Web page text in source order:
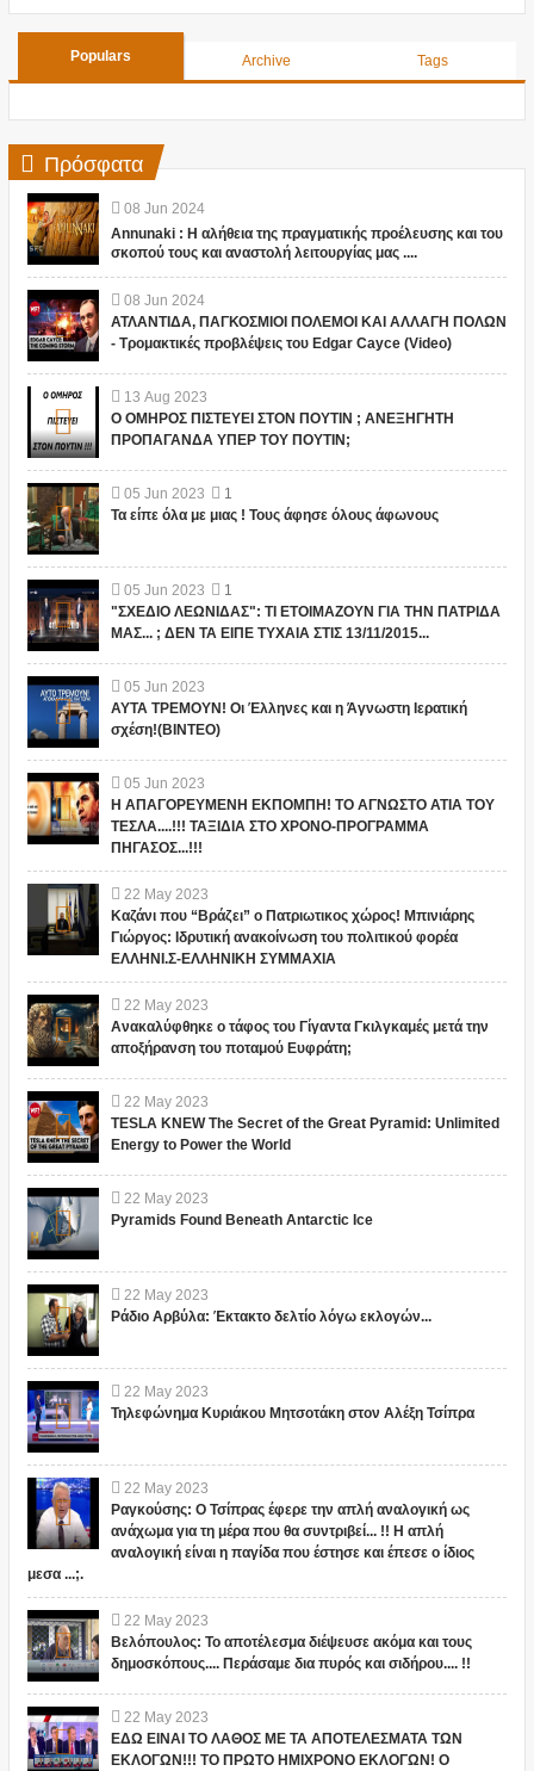
Populars Archive Tags
Πρόσφατα
08 Jun 2024
Annunaki : Η αλήθεια της πραγματικής προέλευσης και του
σκοπού τους και αναστολή λειτουργίας μας ....
08 Jun 2024
ΑΤΛΑΝΤΙΔΑ, ΠΑΓΚΟΣΜΙΟΙ ΠΟΛΕΜΟΙ ΚΑΙ ΑΛΛΑΓΗ ΠΟΛΩΝ
- Τρομακτικές προβλέψεις του Edgar Cayce (Video)
13 Aug 2023
Ο ΟΜΗΡΟΣ ΠΙΣΤΕΥΕΙ ΣΤΟΝ ΠΟΥΤΙΝ ; ΑΝΕΞΗΓΗΤΗ
ΠΡΟΠΑΓΑΝΔΑ ΥΠΕΡ ΤΟΥ ΠΟΥΤΙΝ;
05 Jun 2023
1
Τα είπε όλα με μιας ! Τους άφησε όλους άφωνους
05 Jun 2023
1
"ΣΧΕΔΙΟ ΛΕΩΝΙΔΑΣ": ΤΙ ΕΤΟΙΜΑΖΟΥΝ ΓΙΑ ΤΗΝ ΠΑΤΡΙΔΑ
ΜΑΣ... ; ΔΕΝ ΤΑ ΕΙΠΕ ΤΥΧΑΙΑ ΣΤΙΣ 13/11/2015...
05 Jun 2023
ΑΥΤΑ ΤΡΕΜΟΥΝ! Οι Έλληνες και η Άγνωστη Ιερατική
σχέση!(ΒΙΝΤΕΟ)
05 Jun 2023
Η ΑΠΑΓΟΡΕΥΜΕΝΗ ΕΚΠΟΜΠΗ! ΤΟ ΑΓΝΩΣΤΟ ΑΤΙΑ ΤΟΥ
ΤΕΣΛΑ....!!! ΤΑΞΙΔΙΑ ΣΤΟ ΧΡΟΝΟ-ΠΡΟΓΡΑΜΜΑ
ΠΗΓΑΣΟΣ...!!!
22 May 2023
Καζάνι που “Βράζει” ο Πατριωτικος χώρος! Μπινιάρης
Γιώργος: Ιδρυτική ανακοίνωση του πολιτικού φορέα
ΕΛΛΗΝΙ.Σ-ΕΛΛΗΝΙΚΗ ΣΥΜΜΑΧΙΑ
22 May 2023
Ανακαλύφθηκε ο τάφος του Γίγαντα Γκιλγκαμές μετά την
αποξήρανση του ποταμού Ευφράτη;
22 May 2023
TESLA KNEW The Secret of the Great Pyramid: Unlimited
Energy to Power the World
22 May 2023
Pyramids Found Beneath Antarctic Ice
22 May 2023
Ράδιο Αρβύλα: Έκτακτο δελτίο λόγω εκλογών...
22 May 2023
Τηλεφώνημα Κυριάκου Μητσοτάκη στον Αλέξη Τσίπρα
22 May 2023
Ραγκούσης: Ο Τσίπρας έφερε την απλή αναλογική ως
ανάχωμα για τη μέρα που θα συντριβεί... !! Η απλή
αναλογική είναι η παγίδα που έστησε και έπεσε ο ίδιος
μεσα ...;.
22 May 2023
Βελόπουλος: Το αποτέλεσμα διέψευσε ακόμα και τους
δημοσκόπους.... Περάσαμε δια πυρός και σιδήρου.... !!
22 May 2023
ΕΔΩ ΕΙΝΑΙ ΤΟ ΛΑΘΟΣ ΜΕ ΤΑ ΑΠΟΤΕΛΕΣΜΑΤΑ ΤΩΝ
ΕΚΛΟΓΩΝ!!! ΤΟ ΠΡΩΤΟ ΗΜΙΧΡΟΝΟ ΕΚΛΟΓΩΝ! Ο